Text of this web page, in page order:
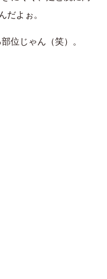
よぉ。
位じゃん（笑）。